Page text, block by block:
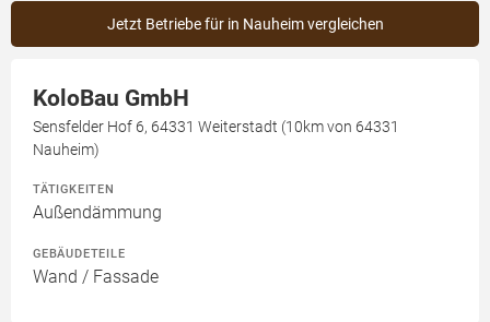
Jetzt Betriebe für in Nauheim vergleichen
KoloBau GmbH
Sensfelder Hof 6, 64331 Weiterstadt (10km von 64331
Nauheim)
TÄTIGKEITEN
Außendämmung
GEBÄUDETEILE
Wand / Fassade